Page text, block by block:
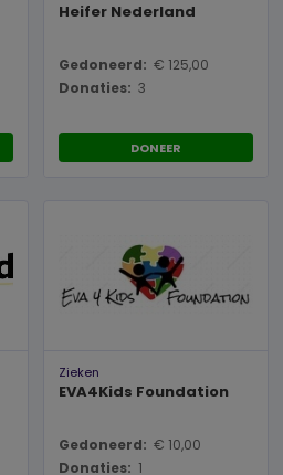
Heifer Nederland
Gedoneerd: € 125,00
Donaties: 3
DONEER
Zieken
EVA4Kids Foundation
Gedoneerd: € 10,00
Donaties: 1